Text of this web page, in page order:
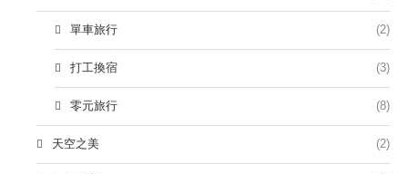
單車旅行 (2)
打工換宿 (3)
零元旅行 (8)
天空之美 (2)